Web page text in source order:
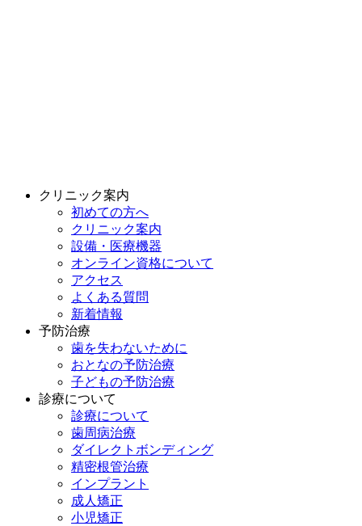
クリニック案内
初めての方へ
クリニック案内
設備・医療機器
オンライン資格について
アクセス
よくある質問
新着情報
予防治療
歯を失わないために
おとなの予防治療
子どもの予防治療
診療について
診療について
歯周病治療
ダイレクトボンディング
精密根管治療
インプラント
成人矯正
小児矯正